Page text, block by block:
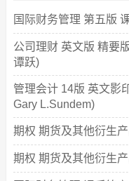
国际财务管理 第五版
公司理财 英文版 精要
谭跃)
管理会计 14版 英文影
Gary L.Sundem)
期权 期货及其他衍生
期权 期货及其他衍生